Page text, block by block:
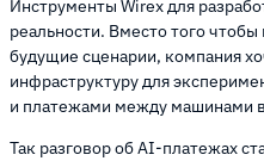
Инструменты Wirex для
реальности. Вместо того чтобы
будущие сценарии, компания
инфраструктуру для
и платежами между машинами
Так разговор об AI-платежах